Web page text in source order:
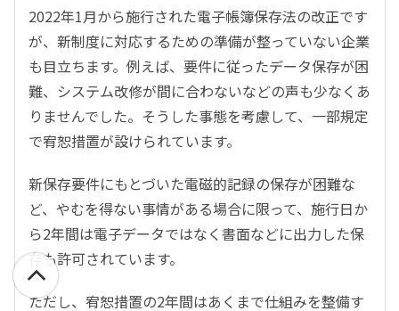
2022年1月から施行された電子帳簿保存法の改正です
が、新制度に対応するための準備が整っていない企業
も目立ちます。例えば、要件に従ったデータ保存が困
難、システム改修が間に合わないなどの声も少なくあ
りませんでした。そうした事態を考慮して、一部規定
で宥恕措置が設けられています。
新保存要件にもとづいた電磁的記録の保存が困難な
ど、やむを得ない事情がある場合に限って、施行日か
ら2年間は電子データではなく書面などに出力した保
存も許可されています。
ただし、宥恕措置の2年間はあくまで仕組みを整備す